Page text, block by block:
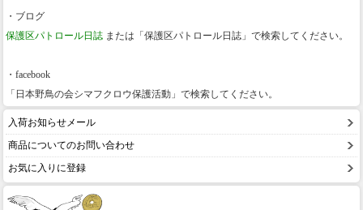
・ブログ
保護区パトロール日誌 または「保護区パトロール日誌」で検索してください。
・facebook
「日本野鳥の会シマフクロウ保護活動」で検索してください。
入荷お知らせメール
商品についてのお問い合わせ
お気に入りに登録